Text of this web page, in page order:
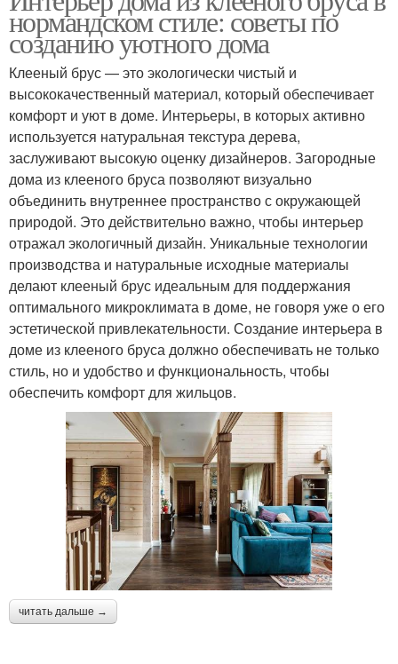
нормандском стиле: советы по
созданию уютного дома
Клееный брус — это экологически чистый и
высококачественный материал, который обеспечивает
комфорт и уют в доме. Интерьеры, в которых активно
используется натуральная текстура дерева,
заслуживают высокую оценку дизайнеров. Загородные
дома из клееного бруса позволяют визуально
объединить внутреннее пространство с окружающей
природой. Это действительно важно, чтобы интерьер
отражал экологичный дизайн. Уникальные технологии
производства и натуральные исходные материалы
делают клееный брус идеальным для поддержания
оптимального микроклимата в доме, не говоря уже о его
эстетической привлекательности. Создание интерьера в
доме из клееного бруса должно обеспечивать не только
стиль, но и удобство и функциональность, чтобы
обеспечить комфорт для жильцов.
читать дальше →